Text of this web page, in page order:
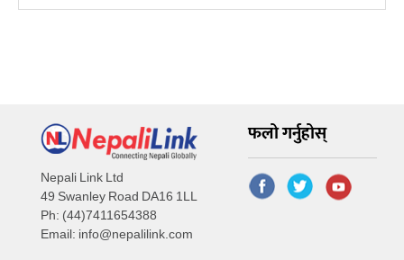
Nepali Link Ltd
49 Swanley Road DA16 1LL
Ph: (44)7411654388
Email: info@nepalilink.com
फलो गर्नुहोस्